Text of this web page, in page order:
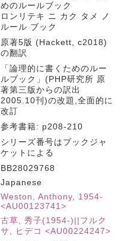
めのルールブック
ロンリテキ ニ カク タメ ノ
ルール ブック
原著5版 (Hackett, c2018)
の翻訳
「論理的に書くためのルー
ルブック」(PHP研究所 原
著第三版からの訳出
2005.10刊)の改題,全面的に
改訂
参考書籍: p208-210
シリーズ番号はブックジャ
ケットによる
BB28029768
Japanese
Weston, Anthony, 1954-
<AU00123741>
古草, 秀子(1954-)||フルク
サ, ヒデコ <AU00224247>